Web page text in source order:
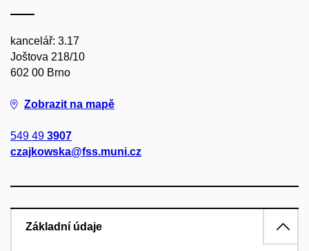
kancelář: 3.17
Joštova 218/10
602 00 Brno
Zobrazit na mapě
549 49 3907
czajkowska@fss.muni.cz
Základní údaje